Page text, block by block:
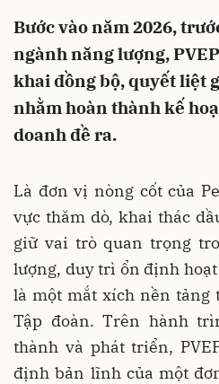
Bước vào năm 2026,
ngành năng lượng,
khai đồng bộ, quyết liệt
nhằm hoàn thành kế
doanh đề ra.
Là đơn vị nòng cốt của
vực thăm dò, khai thác
giữ vai trò quan trọng
lượng, duy trì ổn định
là một mắt xích nền tảng
Tập đoàn. Trên hành
thành và phát triển,
định bản lĩnh của một